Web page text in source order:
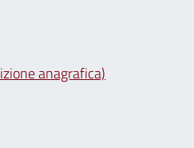
anagrafica)